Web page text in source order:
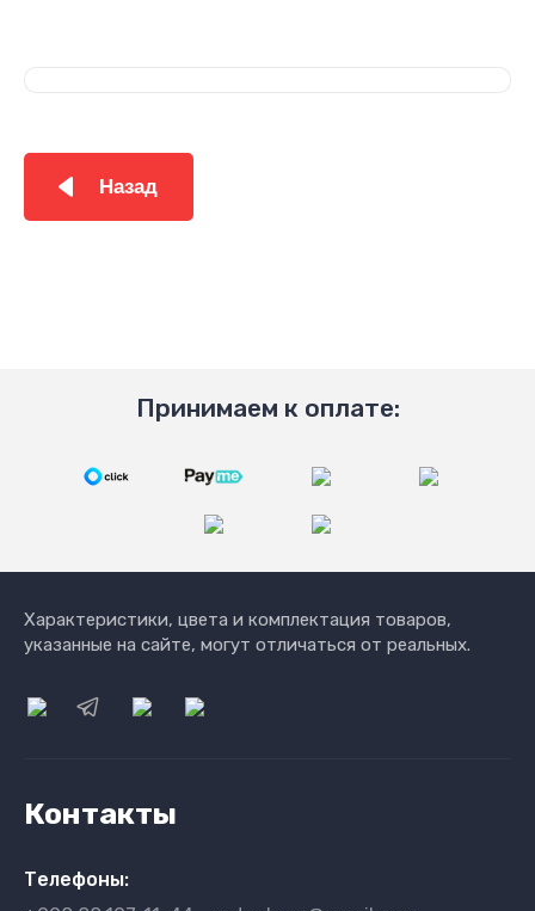
Назад
Принимаем к оплате:
Характеристики, цвета и комплектация товаров,
указанные на сайте, могут отличаться от реальных.
Контакты
Телефоны: